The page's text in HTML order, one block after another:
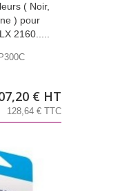
( Noir,
) pour
2160.....
€ HT
128,64 € TTC